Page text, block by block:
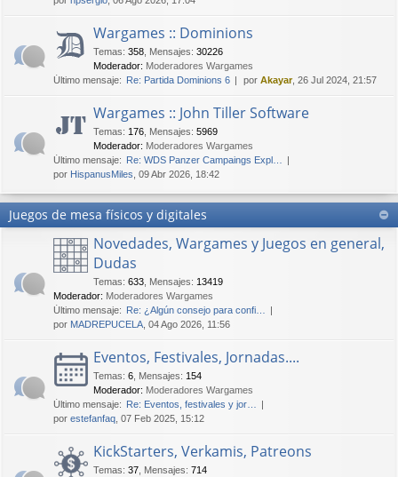
Wargames :: Dominions
Temas: 358 Mensajes: 30226
Moderador: Moderadores Wargames
Último mensaje: Re: Partida Dominions 6 por Akayar, 26 Jul 2024, 21:57
Wargames :: John Tiller Software
Temas: 176 Mensajes: 5969
Moderador: Moderadores Wargames
Último mensaje: Re: WDS Panzer Campaings Expl…
por HispanusMiles , 09 Abr 2026, 18:42
Juegos de mesa físicos y digitales
Novedades, Wargames y Juegos en general,
Dudas
Temas: 633 Mensajes: 13419
Moderador: Moderadores Wargames
Último mensaje: Re: ¿Algún consejo para confi…
por MADREPUCELA , 04 Ago 2026, 11:56
Eventos, Festivales, Jornadas....
Temas: 6 Mensajes: 154
Moderador: Moderadores Wargames
Último mensaje: Re: Eventos, festivales y jor…
por estefanfaq , 07 Feb 2025, 15:12
KickStarters, Verkamis, Patreons
Temas: 37 Mensajes: 714